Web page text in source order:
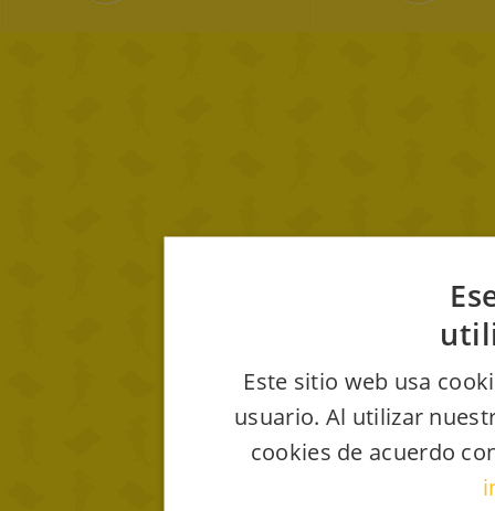
Este sitio web usa
usuario. Al utilizar
cookies de acuerdo